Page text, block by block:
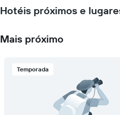
Hotéis próximos e
Mais próximo
Temporada